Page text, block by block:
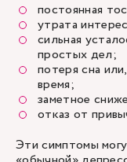
постоянная
утрата
сильная
простых дел;
потеря сна
время;
заметное
отказ от
Эти симптомы